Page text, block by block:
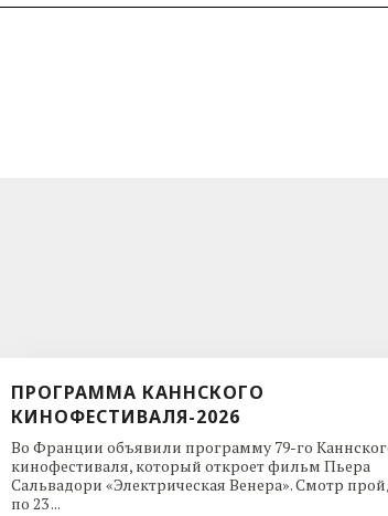
ПРОГРАММА КАННСКОГО
КИНОФЕСТИВАЛЯ-2026
Во Франции объявили программу 79-го
кинофестиваля, который откроет фильм Пьера
Сальвадори «Электрическая Венера». Смотр
по 23 ...